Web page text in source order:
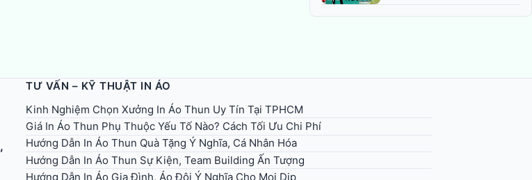
,
TƯ VẤN – KỸ THUẬT IN ÁO
Kinh Nghiệm Chọn Xưởng In Áo Thun Uy Tín Tại TPHCM
Giá In Áo Thun Phụ Thuộc Yếu Tố Nào? Cách Tối Ưu Chi Phí
Hướng Dẫn In Áo Thun Quà Tặng Ý Nghĩa, Cá Nhân Hóa
Hướng Dẫn In Áo Thun Sự Kiện, Team Building Ấn Tượng
Hướng Dẫn In Áo Gia Đình, Áo Đôi Ý Nghĩa Cho Mọi Dịp